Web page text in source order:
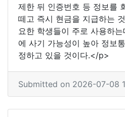
제한 뒤 인증번호 등 정보를
떼고 즉시 현금을 지급하는
요한 학생들이 주로 사용하
에 사기 가능성이 높아 정보
정하고 있을 것이다.</p>
Submitted on 2026-07-08